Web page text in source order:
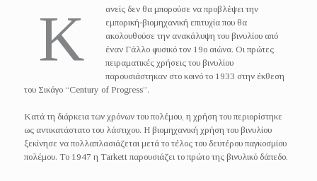
Κ
ανείς δεν θα μπορούσε να προβλέψει την
εμπορική-βιομηχανική επιτυχία που θα
ακολουθούσε την ανακάλυψη του βινυλίου από
έναν Γάλλο φυσικό τον 19ο αιώνα. Οι πρώτες
πειραματικές χρήσεις του βινυλίου
παρουσιάστηκαν στο κοινό το 1933 στην έκθεση
του Σικάγο “Century of Progress”.
Κατά τη διάρκεια των χρόνων του πολέμου, η χρήση του περιορίστηκε
ως αντικατάστατο του λάστιχου. Η βιομηχανική χρήση του βινυλίου
ξεκίνησε να πολλαπλασιάζεται μετά το τέλος του δευτέρου παγκοσμίου
πολέμου. Το 1947 η Tarkett παρουσιάζει το πρώτο της βινυλικό δάπεδο.